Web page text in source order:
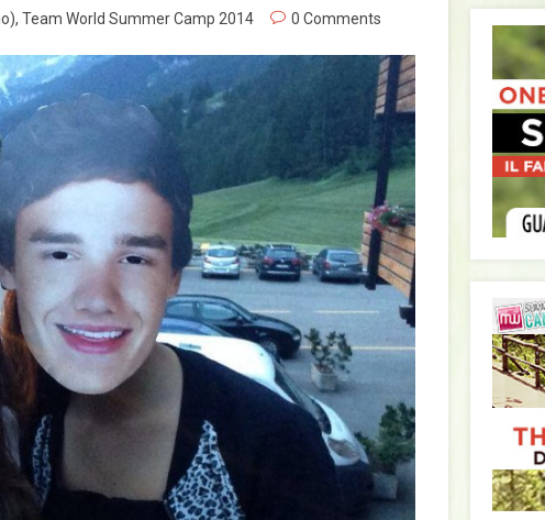
, Team World Summer Camp 2014 0 Comments
edizioni
precedenti